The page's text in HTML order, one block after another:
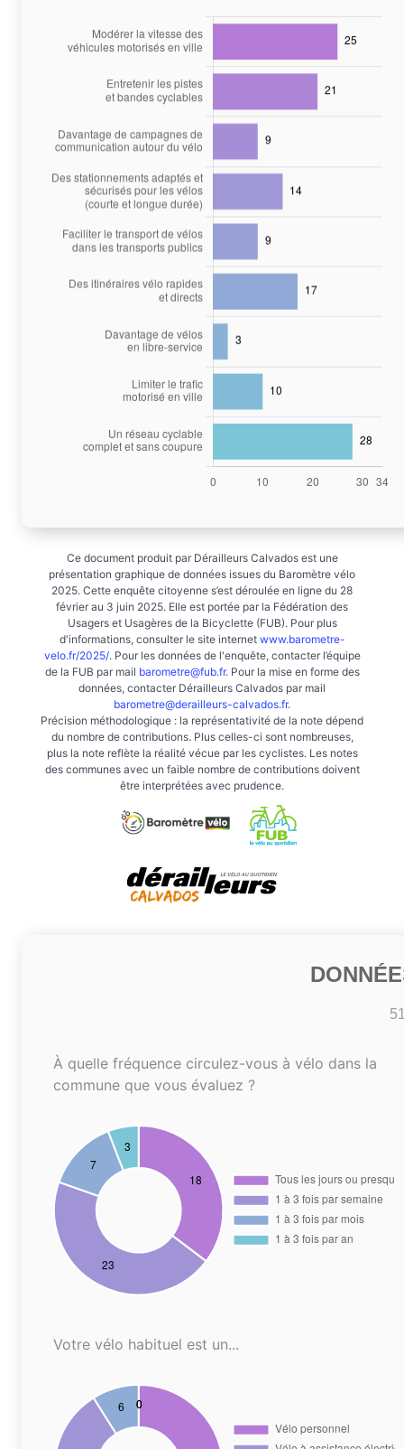
Ce document produit par Dérailleurs Calvados est une
présentation graphique de données issues du Baromètre vélo
2025. Cette enquête citoyenne s’est déroulée en ligne du 28
février au 3 juin 2025. Elle est portée par la Fédération des
Usagers et Usagères de la Bicyclette (FUB). Pour plus
d'informations, consulter le site internet www.barometre-
velo.fr/2025/. Pour les données de l'enquête, contacter l’équipe
de la FUB par mail barometre@fub.fr. Pour la mise en forme des
données, contacter Dérailleurs Calvados par mail
barometre@derailleurs-calvados.fr.
Précision méthodologique : la représentativité de la note dépend
du nombre de contributions. Plus celles-ci sont nombreuses,
plus la note reflète la réalité vécue par les cyclistes. Les notes
des communes avec un faible nombre de contributions doivent
être interprétées avec prudence.
À quelle fréquence circulez-vous à vélo dans la
commune que vous évaluez ?
Votre vélo habituel est un...